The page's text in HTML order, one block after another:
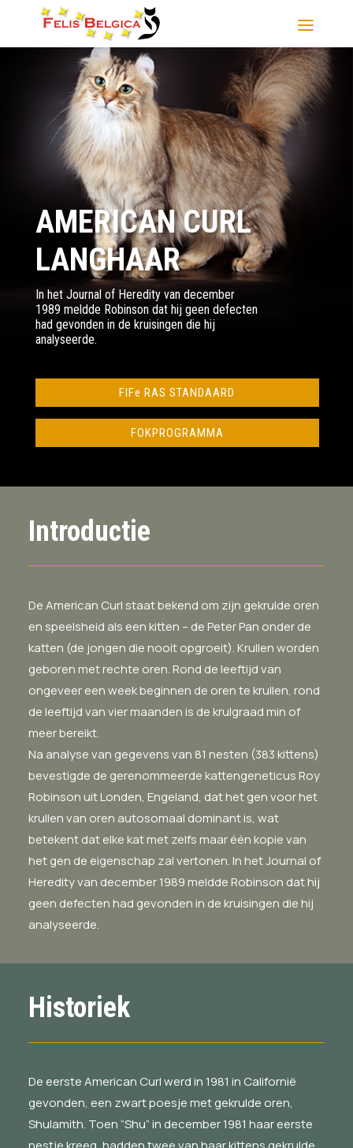
AMERICAN CURL
LANGHAAR
In het Journal of Heredity van december
1989 meldde Robinson dat hij geen defecten
had gevonden in de kruisingen die hij
analyseerde.
FIFe RAS STANDAARD
FOKPROGRAMMA
Introductie
De American Curl staat bekend om zijn gekrulde oren
en speelsheid als een kitten – de Peter Pan onder de
katten (de jongen die nooit opgroeit). Krullen worden
geboren met rechte oren. Rond de leeftijd van
ongeveer een week beginnen de oren te krullen, rond
de leeftijd van vier maanden is de krulgraad min of
meer bereikt.
Na analyse van gegevens van 81 nesten (383 kittens)
bevestigde de gerenommeerde kattengeneticus Roy
Robinson uit Londen, Engeland, dat het gen voor het
krullen van oren autosomaal dominant is, wat
betekent dat elke kat met zelfs maar één kopie van
het gen de eigenschap zal vertonen. In het Journal of
Heredity van december 1989 meldde Robinson dat hij
geen defecten had gevonden in de kruisingen die hij
analyseerde.
Historiek
De eerste American Curl werd in 1981 in Californië
gevonden, een zwart poesje met gekrulde oren,
Shulamith. Toen “Shu” in december 1981 haar eerste